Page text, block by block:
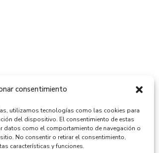
consentimiento
utilizamos tecnologías como las cookies para
del dispositivo. El consentimiento de estas
datos como el comportamiento de navegación o
No consentir o retirar el consentimiento,
características y funciones.